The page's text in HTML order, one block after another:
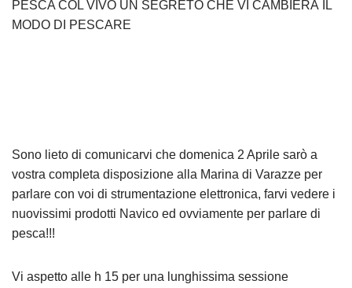
PESCA COL VIVO UN SEGRETO CHE VI CAMBIERÀ IL
MODO DI PESCARE
Sono lieto di comunicarvi che domenica 2 Aprile sarò a
vostra completa disposizione alla Marina di Varazze per
parlare con voi di strumentazione elettronica, farvi vedere i
nuovissimi prodotti Navico ed ovviamente per parlare di
pesca!!!
Vi aspetto alle h 15 per una lunghissima sessione